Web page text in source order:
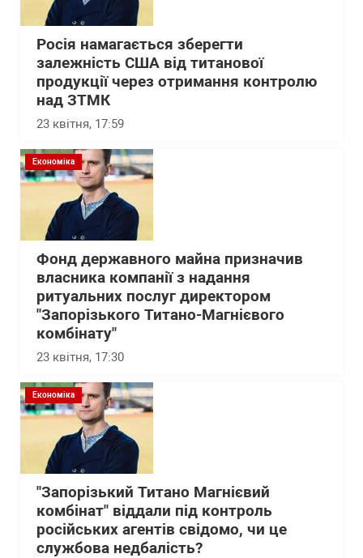
Росія намагається зберегти
залежність США від титанової
продукції через отримання контролю
над ЗТМК
23 квітня, 17:59
Економіка
Фонд державного майна призначив
власника компанії з надання
ритуальних послуг директором
"Запорізького Титано-Магнієвого
комбінату"
23 квітня, 17:30
Економіка
"Запорізький Титано Магнієвий
комбінат" віддали під контроль
російських агентів свідомо, чи це
службова недбалість?